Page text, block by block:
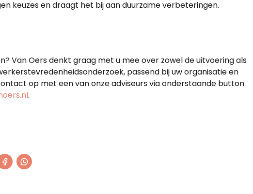
keuzes en draagt het bij aan duurzame verbeteringen.
Van Oers denkt graag met u mee over zowel de uitvoering als
passend bij uw organisatie en
op met een van onze adviseurs via onderstaande button
.